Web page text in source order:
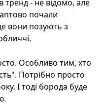
тренд - не відомо, але
почали
вони позують з
Особливо тим, хто
Потрібно просто
І тоді борода буде